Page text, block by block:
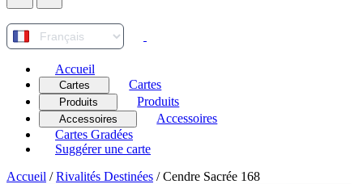
Accueil
Cartes Cartes
Produits Produits
Accessoires
Accessoires
Cartes Gradées
Suggérer une carte
Accueil / Rivalités Destinées / Cendre Sacrée 168